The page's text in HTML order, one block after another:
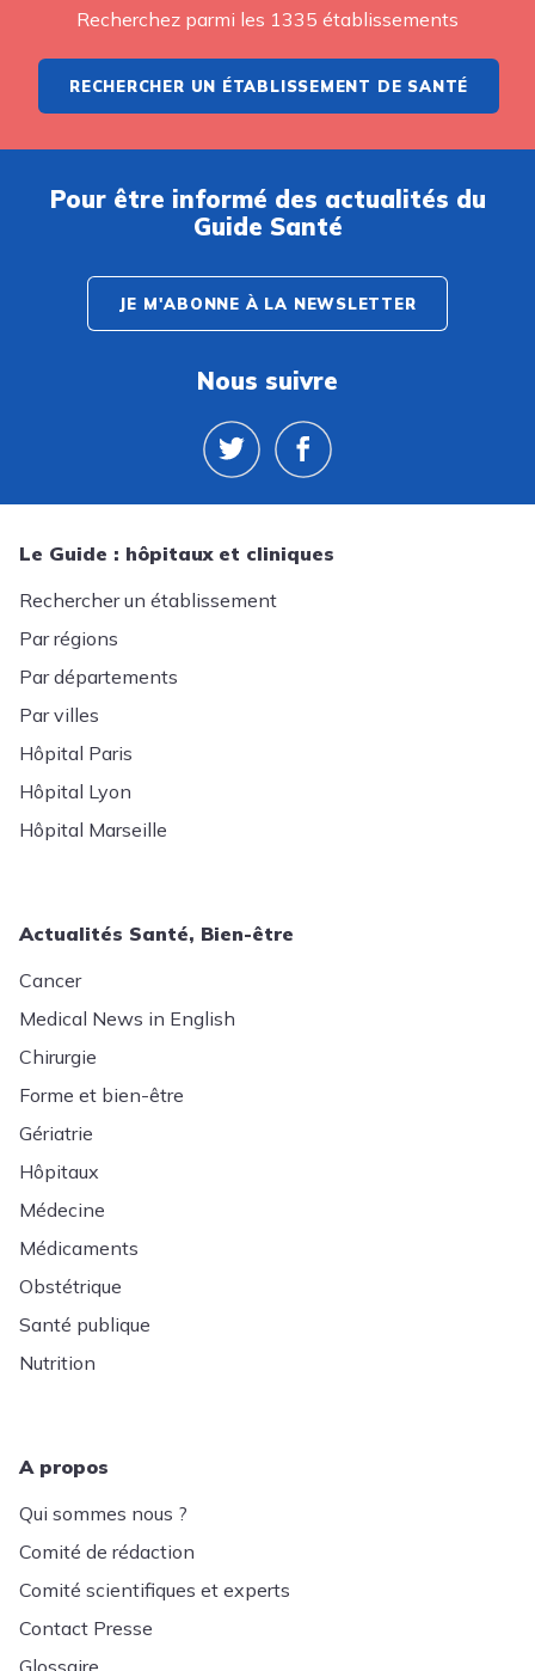
Recherchez parmi les 1335 établissements
RECHERCHER UN ÉTABLISSEMENT DE SANTÉ
Pour être informé des actualités du
Guide Santé
JE M'ABONNE À LA NEWSLETTER
Nous suivre
Le Guide : hôpitaux et cliniques
Rechercher un établissement
Par régions
Par départements
Par villes
Hôpital Paris
Hôpital Lyon
Hôpital Marseille
Actualités Santé, Bien-être
Cancer
Medical News in English
Chirurgie
Forme et bien-être
Gériatrie
Hôpitaux
Médecine
Médicaments
Obstétrique
Santé publique
Nutrition
A propos
Qui sommes nous ?
Comité de rédaction
Comité scientifiques et experts
Contact Presse
Glossaire